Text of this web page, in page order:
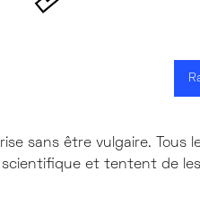
sans être vul­gaire. Tous
scien­ti­fique et tentent de